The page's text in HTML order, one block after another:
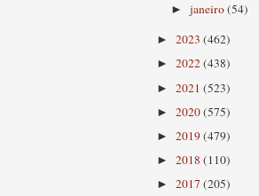
►janeiro(54)
► 2023 (462)
► 2022(438)
► 2021 (523)
► 2020(575)
► 2019(479)
► 2018 (110)
► 2017 (205)